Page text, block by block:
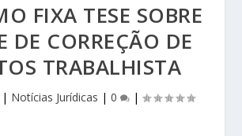
FIXA TESE SOBRE
DE CORREÇÃO DE
TRABALHISTA
| Notícias Jurídicas | 0 |